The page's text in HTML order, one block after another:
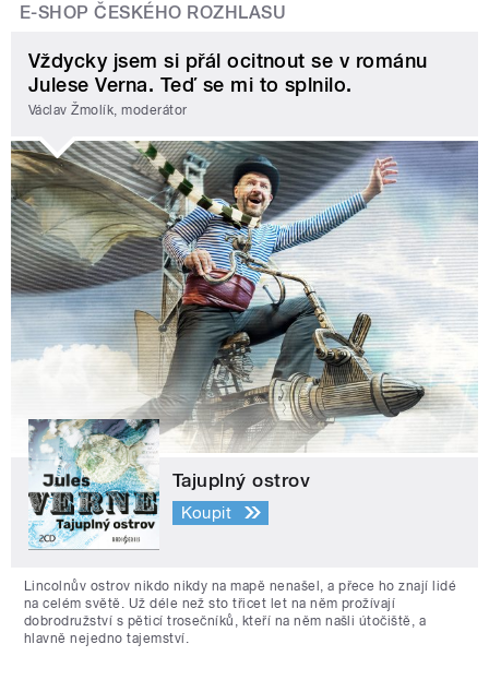
E-SHOP ČESKÉHO ROZHLASU
Vždycky jsem si přál ocitnout se v románu
Julese Verna. Teď se mi to splnilo.
Václav Žmolík, moderátor
Tajuplný ostrov
Koupit
Lincolnův ostrov nikdo nikdy na mapě nenašel, a přece ho znají lidé
na celém světě. Už déle než sto třicet let na něm prožívají
dobrodružství s pěticí trosečníků, kteří na něm našli útočiště, a
hlavně nejedno tajemství.